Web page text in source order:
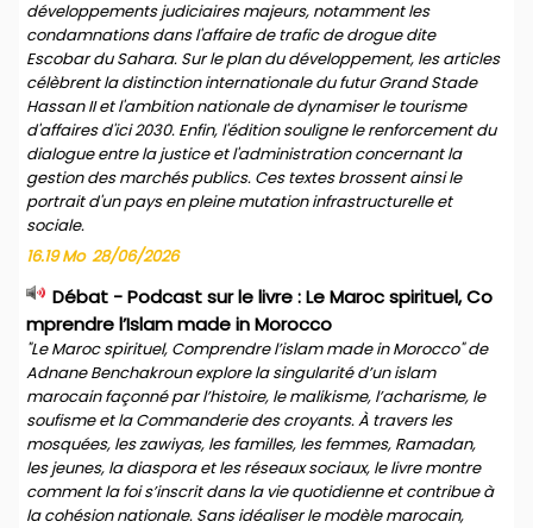
développements judiciaires majeurs, notamment les
condamnations dans l'affaire de trafic de drogue dite
Escobar du Sahara. Sur le plan du développement, les articles
célèbrent la distinction internationale du futur Grand Stade
Hassan II et l'ambition nationale de dynamiser le tourisme
d'affaires d'ici 2030. Enfin, l'édition souligne le renforcement du
dialogue entre la justice et l'administration concernant la
gestion des marchés publics. Ces textes brossent ainsi le
portrait d'un pays en pleine mutation infrastructurelle et
sociale.
16.19 Mo 28/06/2026
Débat - Podcast sur le livre : Le Maroc spirituel, Co
mprendre l’Islam made in Morocco
"Le Maroc spirituel, Comprendre l’islam made in Morocco" de
Adnane Benchakroun explore la singularité d’un islam
marocain façonné par l’histoire, le malikisme, l’acharisme, le
soufisme et la Commanderie des croyants. À travers les
mosquées, les zawiyas, les familles, les femmes, Ramadan,
les jeunes, la diaspora et les réseaux sociaux, le livre montre
comment la foi s’inscrit dans la vie quotidienne et contribue à
la cohésion nationale. Sans idéaliser le modèle marocain,